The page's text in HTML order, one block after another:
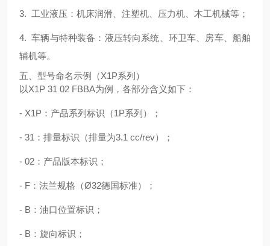
3. 工业液压：机床润滑、注塑机、压力机、木工机械等；
4. 车辆与特种装备：液压转向系统、环卫车、房车、船舶
辅机等。
五、型号命名示例（X1P系列）
以X1P 31 02 FBBA为例，各部分含义如下：
- X1P：产品系列标识（1P系列）；
- 31：排量标识（排量为3.1 cc/rev）；
- 02：产品版本标识；
- F：法兰规格（Ø32德国标准）；
- B：油口位置标识；
- B：旋向标识；